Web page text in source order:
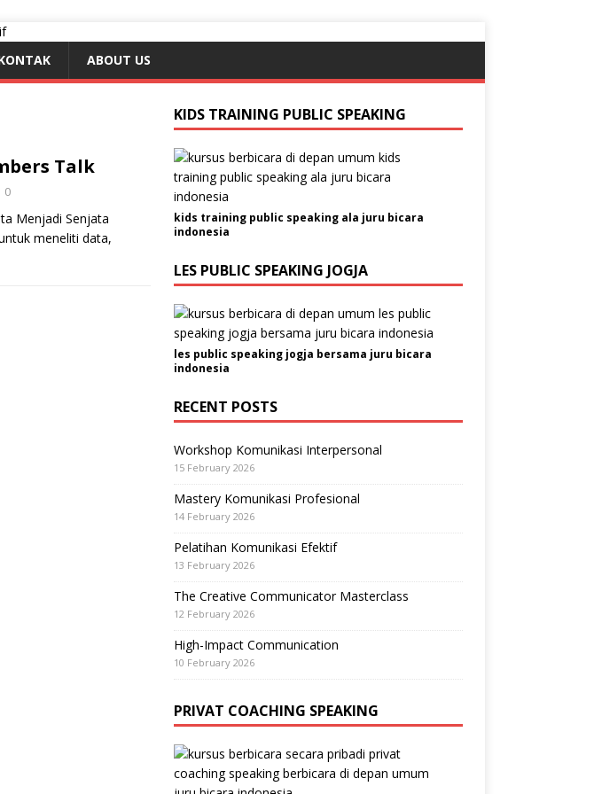
ABOUT US
Talk
0
Menjadi Senjata
meneliti data,
KIDS TRAINING PUBLIC SPEAKING
kids training public speaking ala juru bicara
indonesia
LES PUBLIC SPEAKING JOGJA
les public speaking jogja bersama juru bicara
indonesia
RECENT POSTS
Workshop Komunikasi Interpersonal
15 February 2026
Mastery Komunikasi Profesional
14 February 2026
Pelatihan Komunikasi Efektif
13 February 2026
The Creative Communicator Masterclass
12 February 2026
High-Impact Communication
10 February 2026
PRIVAT COACHING SPEAKING